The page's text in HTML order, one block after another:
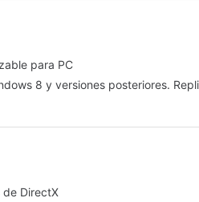
para PC
8 y versiones posteriores.
de DirectX